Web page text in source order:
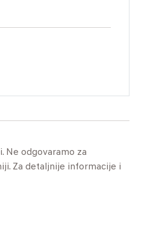
Ne odgovaramo za
Za detaljnije informacije i